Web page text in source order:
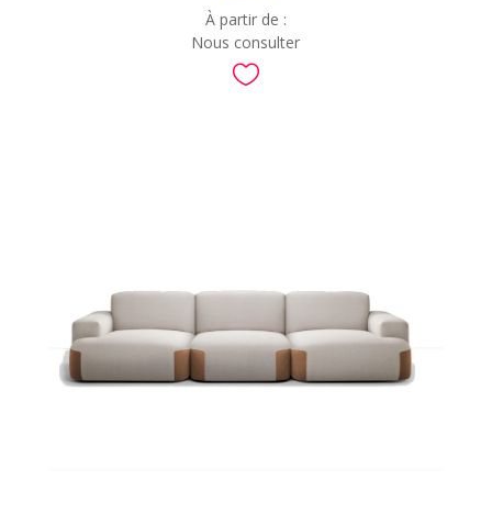
À partir de :
Nous consulter
